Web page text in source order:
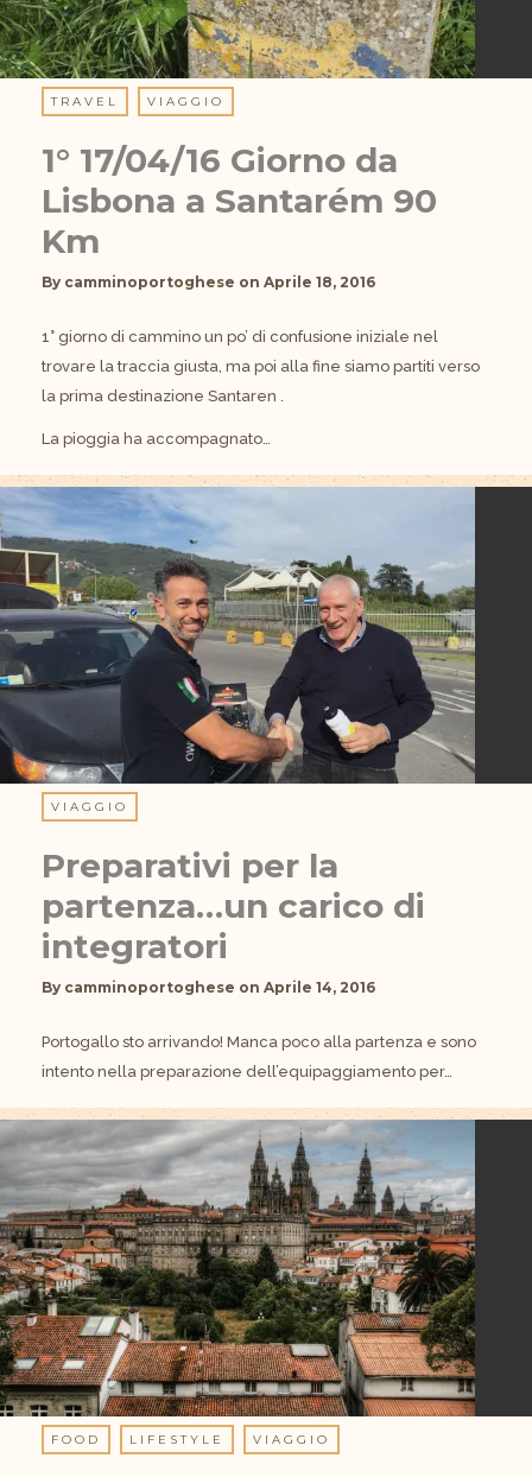
TRAVEL VIAGGIO
1° 17/04/16 Giorno da
Lisbona a Santarém 90
Km
By camminoportoghese on Aprile 18, 2016
1° giorno di cammino un po’ di confusione iniziale nel
trovare la traccia giusta, ma poi alla fine siamo partiti verso
la prima destinazione Santaren .
La pioggia ha accompagnato…
VIAGGIO
Preparativi per la
partenza…un carico di
integratori
By camminoportoghese on Aprile 14, 2016
Portogallo sto arrivando! Manca poco alla partenza e sono
intento nella preparazione dell’equipaggiamento per…
FOOD LIFESTYLE VIAGGIO